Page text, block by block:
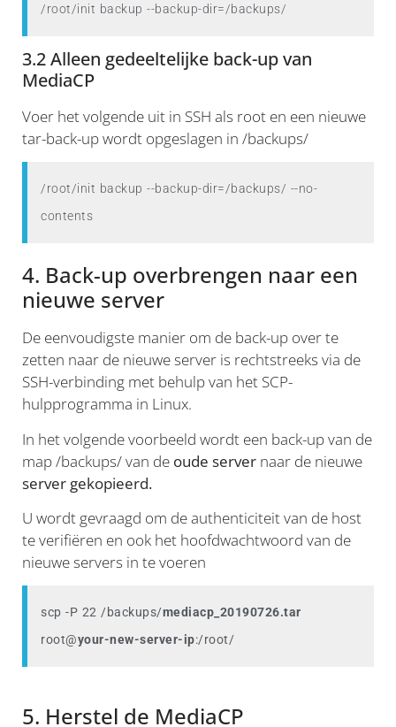
/root/init backup --backup-dir=/backups/
3.2 Alleen gedeeltelijke back-up van
MediaCP
Voer het volgende uit in SSH als root en een nieuwe
tar-back-up wordt opgeslagen in /backups/
/root/init backup --backup-dir=/backups/ --no-
contents
4. Back-up overbrengen naar een
nieuwe server
De eenvoudigste manier om de back-up over te
zetten naar de nieuwe server is rechtstreeks via de
SSH-verbinding met behulp van het SCP-
hulpprogramma in Linux.
In het volgende voorbeeld wordt een back-up van de
map /backups/ van de oude server naar de nieuwe
server gekopieerd.
U wordt gevraagd om de authenticiteit van de host
te verifiëren en ook het hoofdwachtwoord van de
nieuwe servers in te voeren
scp -P 22 /backups/mediacp_20190726.tar
root@your-new-server-ip:/root/
5. Herstel de MediaCP